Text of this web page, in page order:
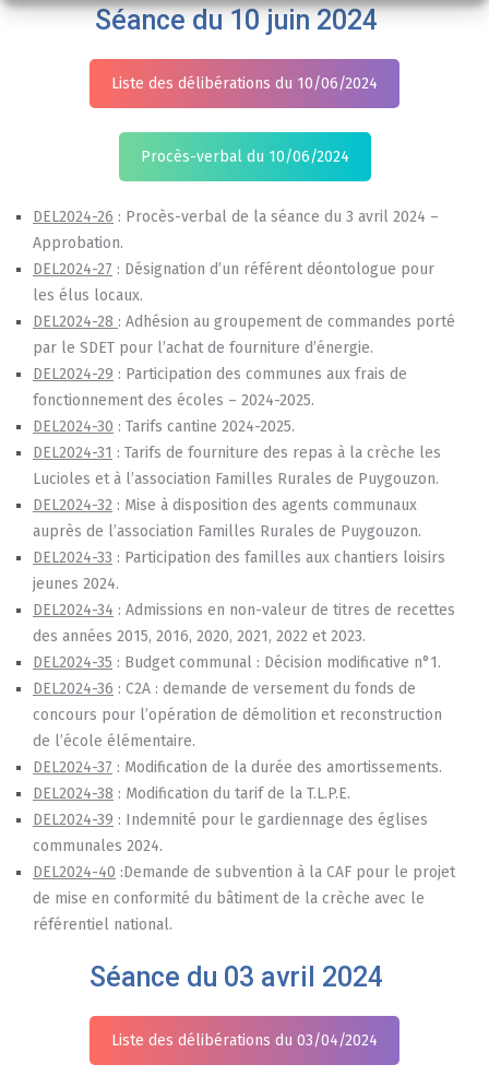
Séance du 10 juin 2024
Liste des délibérations du 10/06/2024
Procès-verbal du 10/06/2024
DEL2024-26 : Procès-verbal de la séance du 3 avril 2024 –
Approbation.
DEL2024-27 : Désignation d’un référent déontologue pour
les élus locaux.
DEL2024-28 : Adhésion au groupement de commandes porté
par le SDET pour l’achat de fourniture d’énergie.
DEL2024-29 : Participation des communes aux frais de
fonctionnement des écoles – 2024-2025.
DEL2024-30 : Tarifs cantine 2024-2025.
DEL2024-31 : Tarifs de fourniture des repas à la crèche les
Lucioles et à l’association Familles Rurales de Puygouzon.
DEL2024-32 : Mise à disposition des agents communaux
auprès de l’association Familles Rurales de Puygouzon.
DEL2024-33 : Participation des familles aux chantiers loisirs
jeunes 2024.
DEL2024-34 : Admissions en non-valeur de titres de recettes
des années 2015, 2016, 2020, 2021, 2022 et 2023.
DEL2024-35 : Budget communal : Décision modificative n°1.
DEL2024-36 : C2A : demande de versement du fonds de
concours pour l’opération de démolition et reconstruction
de l’école élémentaire.
DEL2024-37 : Modification de la durée des amortissements.
DEL2024-38 : Modification du tarif de la T.L.P.E.
DEL2024-39 : Indemnité pour le gardiennage des églises
communales 2024.
DEL2024-40 :Demande de subvention à la CAF pour le projet
de mise en conformité du bâtiment de la crèche avec le
référentiel national.
Séance du 03 avril 2024
Liste des délibérations du 03/04/2024